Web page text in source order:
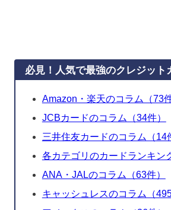
必見！人気で最強のクレジット
Amazon・楽天のコラム（73件
JCBカードのコラム（34件）
三井住友カードのコラム（14
各カテゴリのカードランキン
ANA・JALのコラム（63件）
キャッシュレスのコラム（495